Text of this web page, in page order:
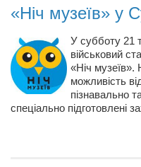
Конкурс «Колибри»
Конкурс «Колибри» 2015
Конкурс «Колибри»
«Ніч музеїв» у
У субботу 21
військовий
«Ніч музеїв».
можливість
пізнавально
спеціально підготовлені